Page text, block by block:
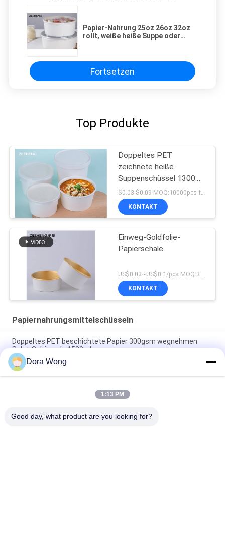
Papier-Nahrung 25oz 26oz 32oz
rollt, weiße heiße Suppe oder
Fortsetzen
Top Produkte
Doppeltes PET
zeichnete heiße
Suppenschüssel 1300ml
Wegwerfmicrowavable
KONTAKT
Einweg-Goldfolie-
Papierschale
KONTAKT
Papiernahrungsmittelschüsseln
Doppeltes PET beschichtete Papier 300gsm wegnehmen
Salat-Schüsseln 1500ml
16oz - Grad-Weißbuch-Salat-Schüssel der Nahrung50oz mit
Deckel, dauerhafte Kraftpapier-Schüsseln
250ml - großer Wegwerfschüssel-umweltfreundlicher
Dora Wong
1:13 PM
Good day, what product are you looking for?